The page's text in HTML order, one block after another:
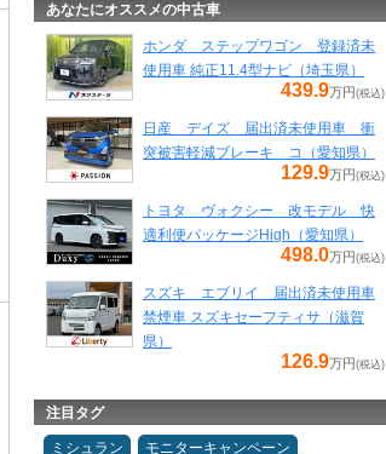
あなたにオススメの中古車
ホンダ ステップワゴン 登録済未
使用車 純正11.4型ナビ（埼玉県）
439.9万円(税込)
日産 デイズ 届出済未使用車 衝
突被害軽減ブレーキ コ（愛知県）
129.9万円(税込)
トヨタ ヴォクシー 改モデル 快
適利便パッケージHigh（愛知県）
498.0万円(税込)
スズキ エブリイ 届出済未使用車
禁煙車 スズキセーフティサ（滋賀
県）
126.9万円(税込)
注目タグ
ミシュラン
モニターキャンペーン